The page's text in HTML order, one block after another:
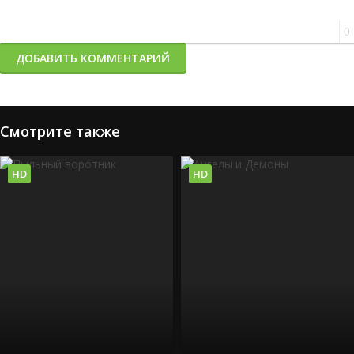
0
ДОБАВИТЬ КОММЕНТАРИЙ
Смотрите также
HD HD